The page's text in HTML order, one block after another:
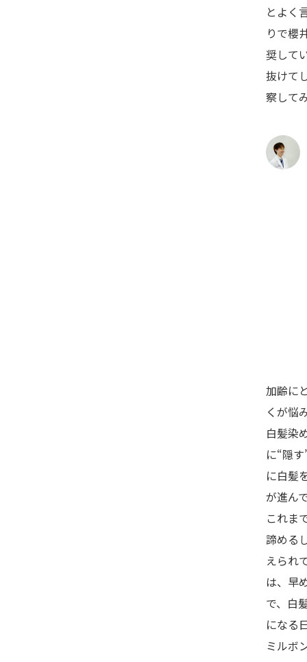
とよく
りで櫻
奨して
抜けて
察して
加齢に
くが悩
白髪染
に“隠
に白髪
が進ん
これま
諦める
えられ
は、早
で、白
になる
ミルボ